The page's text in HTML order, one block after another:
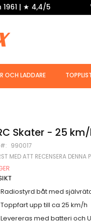
1961 | ★ 4,4/5
OCH LADDARE
Skater - 25
990017
MED ATT RECENSERA DENNA
Radiostyrd båt med
Toppfart upp till ca 25 km/h
Levereras med batteri och